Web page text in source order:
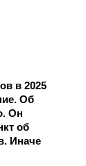
в 2025
Об
Он
об
Иначе